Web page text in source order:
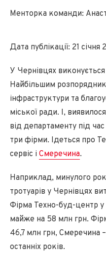
Менторка команди:
Дата публікації: 21 січня
У Чернівцях
Найбільшим
інфраструктури та
міської ради. І,
від департаменту під
три фірми. Ідеться про
сервіс і Смеречина.
Наприклад, минулого
тротуарів у Чернівцях
Фірма Техно-буд-центр у
майже на 58 млн грн.
46,7 млн грн, Смеречина
останніх років.